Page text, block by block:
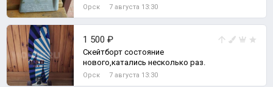
Орск 7 августа 13:30
1 500 ₽
Скейтборт состояние
нового,катались несколько раз.
Орск 7 августа 13:30